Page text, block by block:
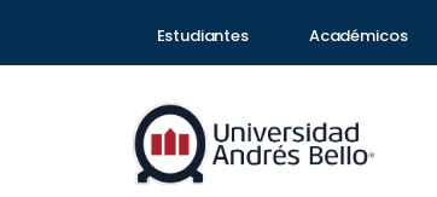
Estudiantes Académicos